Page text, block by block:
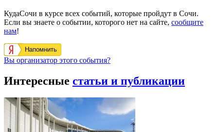
КудаСочи в курсе всех событий, которые пройдут в Сочи.
Если вы знаете о событии, которого нет на сайте, сообщите
нам!
Напомнить
Вы организатор этого события?
Интересные статьи и публикации